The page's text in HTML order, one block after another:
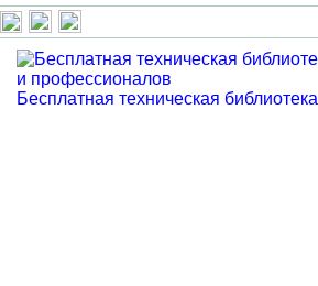
Бесплатная техническая библиотека